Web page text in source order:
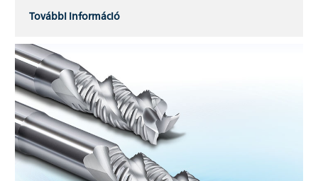
További információ